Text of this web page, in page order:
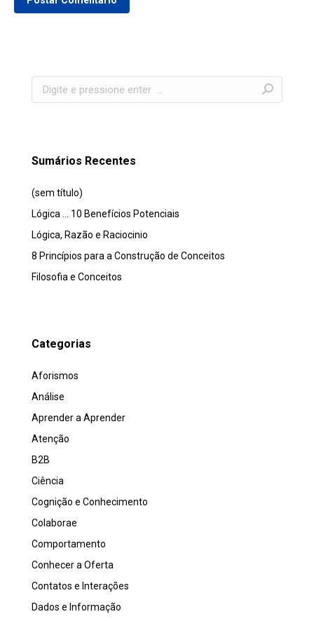
Search:
Sumários Recentes
(sem título)
Lógica … 10 Benefícios Potenciais
Lógica, Razão e Raciocinio
8 Princípios para a Construção de Conceitos
Filosofia e Conceitos
Categorias
Aforismos
Análise
Aprender a Aprender
Atenção
B2B
Ciência
Cognição e Conhecimento
Colaborae
Comportamento
Conhecer a Oferta
Contatos e Interações
Dados e Informação